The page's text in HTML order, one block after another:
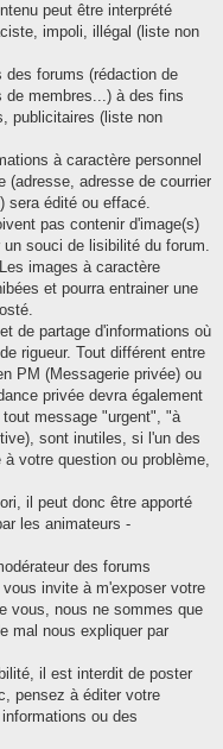
peut être interprété
impoli, illégal (liste non
des forums (rédaction de
membres...) à des fins
publicitaires (liste non
à caractère personnel
(adresse, adresse de courrier
sera édité ou effacé.
pas contenir d'image(s)
souci de lisibilité du forum.
images à caractère
et pourra entrainer une
de partage d'informations où
rigueur. Tout différent entre
PM (Messagerie privée) ou
privée devra également
message "urgent", "à
sont inutiles, si l'un des
votre question ou problème,
il peut donc être apporté
les animateurs -
des forums
invite à m'exposer votre
vous, nous ne sommes que
mal nous expliquer par
il est interdit de poster
pensez à éditer votre
ou des